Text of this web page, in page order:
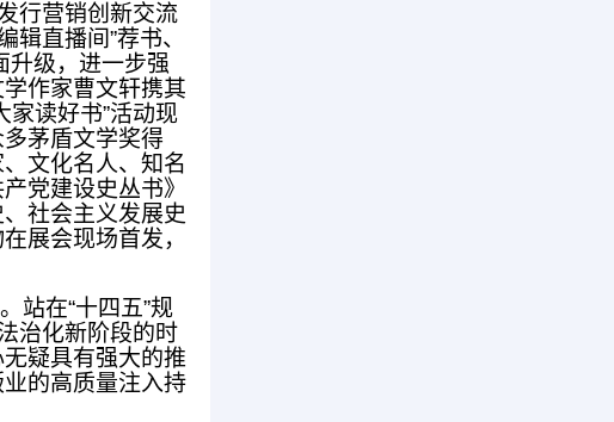
行营销创新交流
辑直播间”荐书、
升级，进一步强
作家曹文轩携其
家读好书”活动现
茅盾文学奖得
文化名人、知名
党建设史丛书》
社会主义发展史
展会现场首发，
站在“十四五”规
治化新阶段的时
疑具有强大的推
的高质量注入持